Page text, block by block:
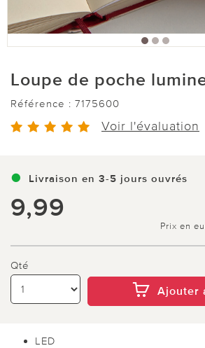
Loupe de poche
Référence : 7175600
Voir l'évaluation
Livraison en 3-5 jours ouvrés
9,99
Prix en
Qté
Ajouter
LED